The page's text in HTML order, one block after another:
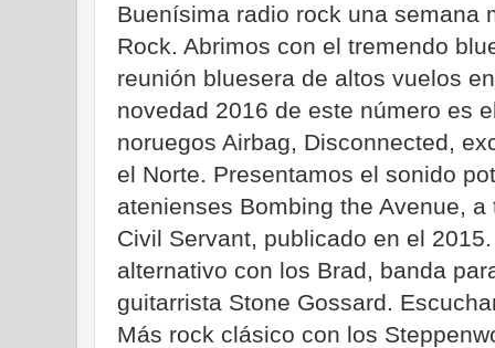
Buenísima radio rock una semana
Rock. Abrimos con el tremendo
reunión bluesera de altos vuelos
novedad 2016 de este número es
noruegos Airbag, Disconnected,
el Norte. Presentamos el sonido
atenienses Bombing the Avenue,
Civil Servant, publicado en el
alternativo con los Brad, banda
guitarrista Stone Gossard.
Más rock clásico con los